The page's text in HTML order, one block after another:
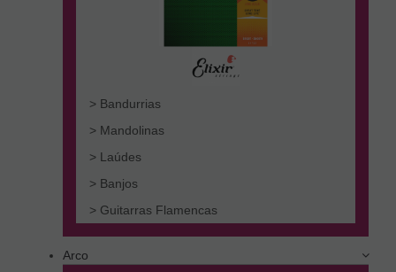
> Bandurrias
> Mandolinas
> Laúdes
> Banjos
> Guitarras Flamencas
Arco